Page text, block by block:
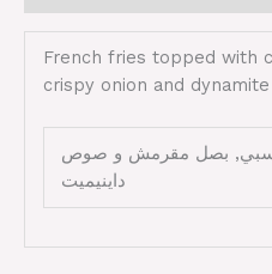
French fries topped with
crispy onion and dynamite
بصل مقرمش و صوص
داينيميت